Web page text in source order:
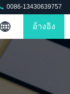
0086-13430639757
อ้างอิง